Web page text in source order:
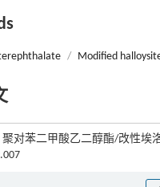
/ Modified
对苯二甲酸乙二醇酯/改性埃